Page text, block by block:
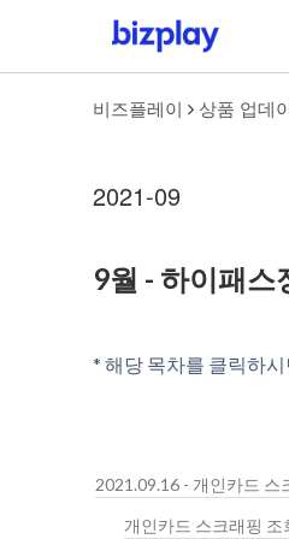
비즈플레이 상품 업데
2021-09
9월 - 하이패스
* 해당 목차를 클릭하
2021.09.16 - 개인카드 스
개인카드 스크래핑 조